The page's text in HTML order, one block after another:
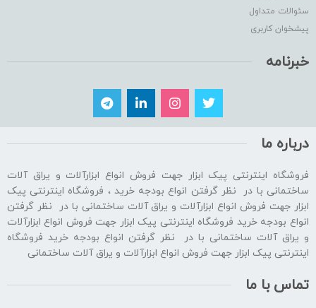
سئوالات متداول
پیشخوان کاربری
خبرنامه
درباره ما
فروشگاه اینترنتی پیک ابزار جهت فروش انواع ابزارآلات و یراق آلات
ساختمانی با در نظر گرفتن انواع بودجه خرید ، فروشگاه اینترنتی پیک
ابزار جهت فروش انواع ابزارآلات و یراق آلات ساختمانی با در نظر گرفتن
انواع بودجه خرید فروشگاه اینترنتی پیک ابزار جهت فروش انواع ابزارآلات
و یراق آلات ساختمانی با در نظر گرفتن انواع بودجه خرید فروشگاه
اینترنتی پیک ابزار جهت فروش انواع ابزارآلات و یراق آلات ساختمانی
تماس با ما